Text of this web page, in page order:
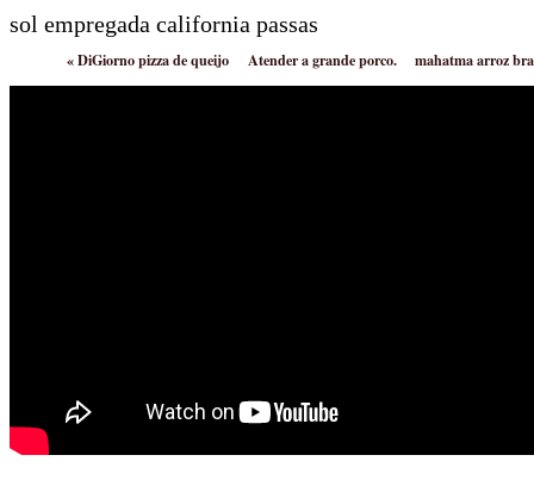
sol empregada california passas
«DiGiorno pizza de queijo Atender a grande porco. mahatma arroz